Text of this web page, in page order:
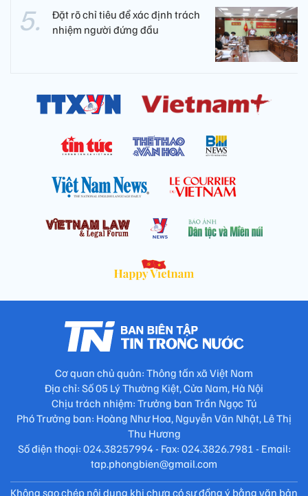
Đặt rõ chỉ tiêu để xác định trách
nhiệm người đứng đầu
Cơ quan chủ quản: Thông tấn xã Việt Nam
Địa chỉ: Số 05 Lý Thường Kiệt, Cửa Nam, Hà Nội
Chịu trách nhiệm: Trưởng ban Trần Ngọc Tú
Phó Trưởng ban: Hoàng Như Hoa, Nguyễn Văn Nhật, Lê Thị
Thu Hương
Số điện thoại: 024.38257994 - Fax: 024.3826.7981 - Email:
tap.phongbien@gmail.com
Không sao chép nội dung khi chưa có sự đồng ý bằng văn bản